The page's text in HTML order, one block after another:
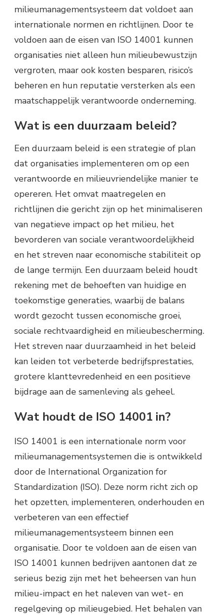
milieumanagementsysteem dat voldoet aan
internationale normen en richtlijnen. Door te
voldoen aan de eisen van ISO 14001 kunnen
organisaties niet alleen hun milieubewustzijn
vergroten, maar ook kosten besparen, risico’s
beheren en hun reputatie versterken als een
maatschappelijk verantwoorde onderneming.
Wat is een duurzaam beleid?
Een duurzaam beleid is een strategie of plan
dat organisaties implementeren om op een
verantwoorde en milieuvriendelijke manier te
opereren. Het omvat maatregelen en
richtlijnen die gericht zijn op het minimaliseren
van negatieve impact op het milieu, het
bevorderen van sociale verantwoordelijkheid
en het streven naar economische stabiliteit op
de lange termijn. Een duurzaam beleid houdt
rekening met de behoeften van huidige en
toekomstige generaties, waarbij de balans
wordt gezocht tussen economische groei,
sociale rechtvaardigheid en milieubescherming.
Het streven naar duurzaamheid in het beleid
kan leiden tot verbeterde bedrijfsprestaties,
grotere klanttevredenheid en een positieve
bijdrage aan de samenleving als geheel.
Wat houdt de ISO 14001 in?
ISO 14001 is een internationale norm voor
milieumanagementsystemen die is ontwikkeld
door de International Organization for
Standardization (ISO). Deze norm richt zich op
het opzetten, implementeren, onderhouden en
verbeteren van een effectief
milieumanagementsysteem binnen een
organisatie. Door te voldoen aan de eisen van
ISO 14001 kunnen bedrijven aantonen dat ze
serieus bezig zijn met het beheersen van hun
milieu-impact en het naleven van wet- en
regelgeving op milieugebied. Het behalen van